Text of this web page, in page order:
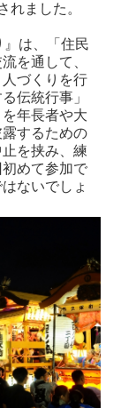
れました。
は、「住民
を通して、
づくりを行
伝統行事」
年長者や大
するための
を挟み、練
めて参加で
ないでしょ